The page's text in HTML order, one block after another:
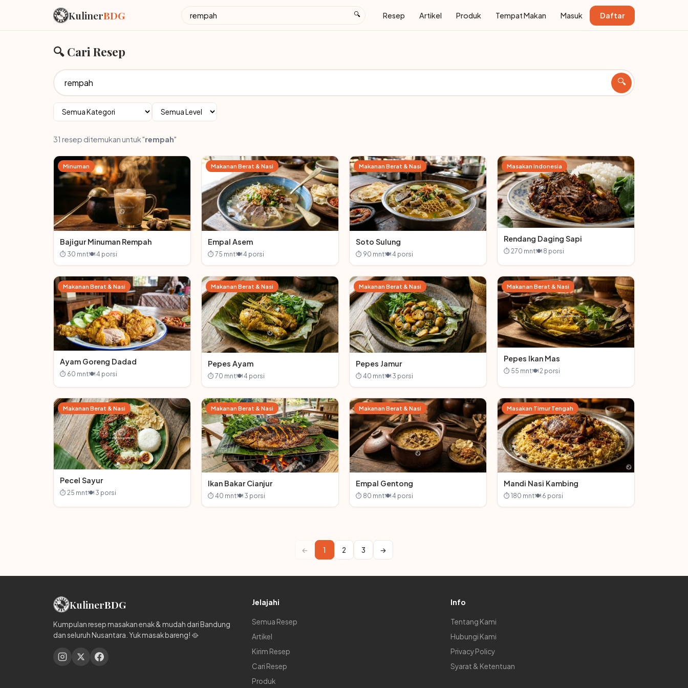
KulinerBDG 🔍 Resep Artikel Produk Tempat Makan Masuk Daftar
🔍 Cari Resep
🔍
31 resep ditemukan untuk "rempah"
Minuman
Bajigur Minuman Rempah
⏱ 30 mnt🍽 4 porsi
Makanan Berat & Nasi
Empal Asem
⏱ 75 mnt🍽 4 porsi
Makanan Berat & Nasi
Soto Sulung
⏱ 90 mnt🍽 4 porsi
Masakan Indonesia
Rendang Daging Sapi
⏱ 270 mnt🍽 8 porsi
Makanan Berat & Nasi
Ayam Goreng Dadad
⏱ 60 mnt🍽 4 porsi
Makanan Berat & Nasi
Pepes Ayam
⏱ 70 mnt🍽 4 porsi
Makanan Berat & Nasi
Pepes Jamur
⏱ 40 mnt🍽 3 porsi
Makanan Berat & Nasi
Pepes Ikan Mas
⏱ 55 mnt🍽 2 porsi
Makanan Berat & Nasi
Pecel Sayur
⏱ 25 mnt🍽 3 porsi
Makanan Berat & Nasi
Ikan Bakar Cianjur
⏱ 40 mnt🍽 3 porsi
Makanan Berat & Nasi
Empal Gentong
⏱ 80 mnt🍽 4 porsi
Masakan Timur Tengah
Mandi Nasi Kambing
⏱ 180 mnt🍽 6 porsi
← 1 2 3 →
KulinerBDG
Kumpulan resep masakan enak & mudah dari Bandung
dan seluruh Nusantara. Yuk masak bareng! 🥘
Jelajahi
Semua Resep
Artikel
Kirim Resep
Cari Resep
Produk
Info
Tentang Kami
Hubungi Kami
Privacy Policy
Syarat & Ketentuan